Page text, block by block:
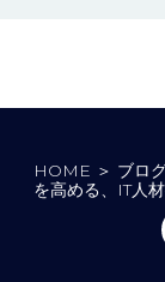
HOME ＞ ブロ
を高める、IT人